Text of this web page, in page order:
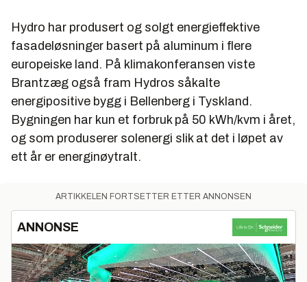
Hydro har produsert og solgt energieffektive
fasadeløsninger basert på aluminum i flere
europeiske land. På klimakonferansen viste
Brantzæg også fram Hydros såkalte
energipositive bygg i Bellenberg i Tyskland.
Bygningen har kun et forbruk på 50 kWh/kvm i året,
og som produserer solenergi slik at det i løpet av
ett år er energinøytralt.
ARTIKKELEN FORTSETTER ETTER ANNONSEN
ANNONSE